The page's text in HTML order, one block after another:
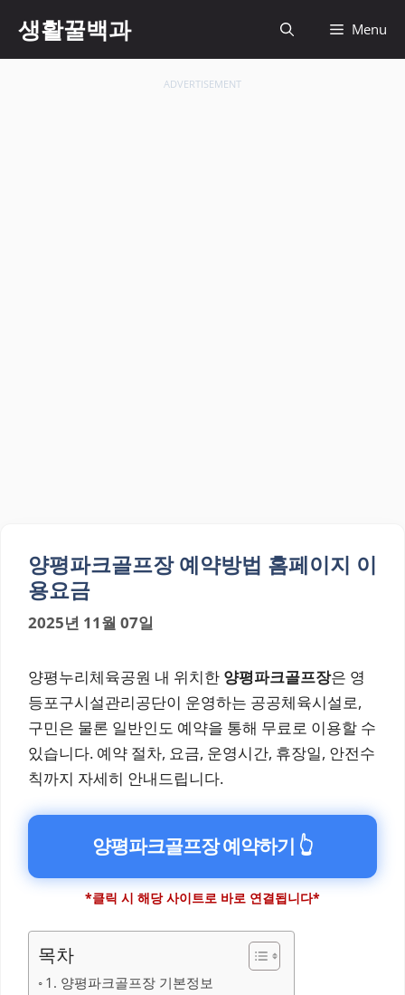
생활꿀백과 Menu
ADVERTISEMENT
양평파크골프장 예약방법 홈페이지 이
용요금
2025년 11월 07일
양평누리체육공원 내 위치한 양평파크골프장은 영
등포구시설관리공단이 운영하는 공공체육시설로,
구민은 물론 일반인도 예약을 통해 무료로 이용할 수
있습니다. 예약 절차, 요금, 운영시간, 휴장일, 안전수
칙까지 자세히 안내드립니다.
양평파크골프장 예약하기 👆
*클릭 시 해당 사이트로 바로 연결됩니다*
목차
1. 양평파크골프장 기본정보